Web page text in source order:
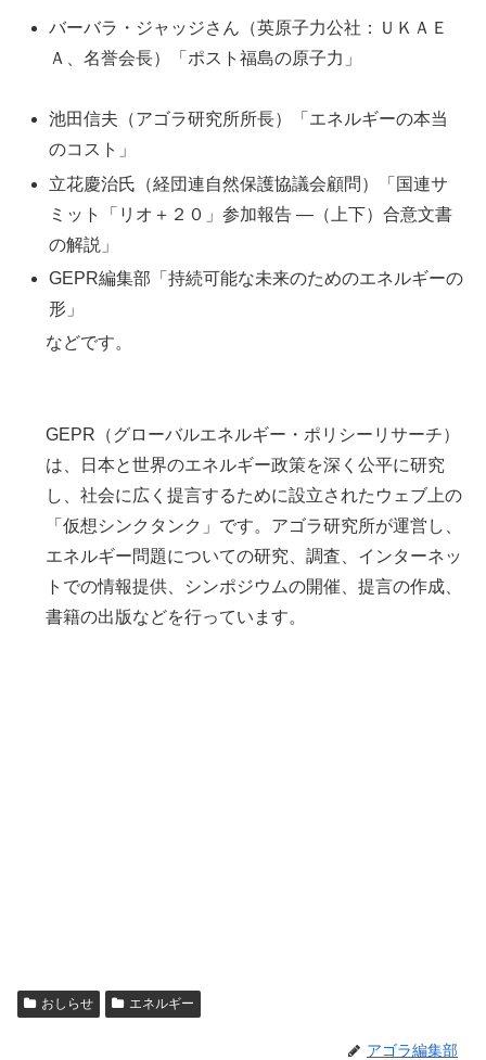
バーバラ・ジャッジさん（英原子力公社：ＵＫＡＥ
Ａ、名誉会長）「ポスト福島の原子力」
池田信夫（アゴラ研究所所長）「エネルギーの本当
のコスト」
立花慶治氏（経団連自然保護協議会顧問）「国連サ
ミット「リオ＋２０」参加報告 —（上下）合意文書
の解説」
GEPR編集部「持続可能な未来のためのエネルギーの
形」
などです。
GEPR（グローバルエネルギー・ポリシーリサーチ）
は、日本と世界のエネルギー政策を深く公平に研究
し、社会に広く提言するために設立されたウェブ上の
「仮想シンクタンク」です。アゴラ研究所が運営し、
エネルギー問題についての研究、調査、インターネッ
トでの情報提供、シンポジウムの開催、提言の作成、
書籍の出版などを行っています。
おしらせ エネルギー
アゴラ編集部